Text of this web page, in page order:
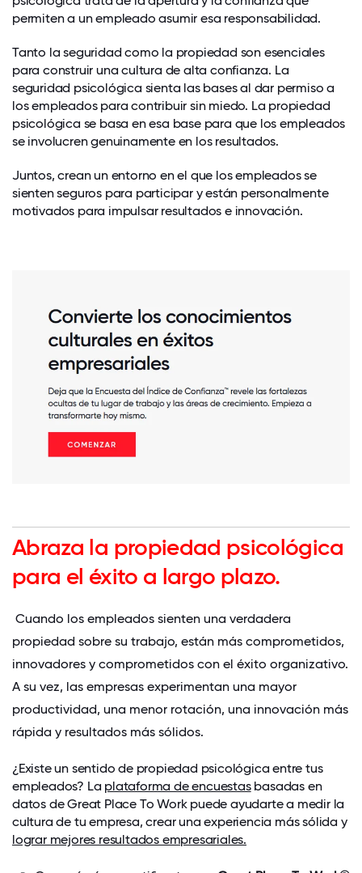
permiten a un empleado asumir esa responsabilidad.
Tanto la seguridad como la propiedad son esenciales
para construir una cultura de alta confianza. La
seguridad psicológica sienta las bases al dar permiso a
los empleados para contribuir sin miedo. La propiedad
psicológica se basa en esa base para que los empleados
se involucren genuinamente en los resultados.
Juntos, crean un entorno en el que los empleados se
sienten seguros para participar y están personalmente
motivados para impulsar resultados e innovación.
Abraza la propiedad psicológica
para el éxito a largo plazo.
Cuando los empleados sienten una verdadera
propiedad sobre su trabajo, están más comprometidos,
innovadores y comprometidos con el éxito organizativo.
A su vez, las empresas experimentan una mayor
productividad, una menor rotación, una innovación más
rápida y resultados más sólidos.
¿Existe un sentido de propiedad psicológica entre tus
empleados? La plataforma de encuestas basadas en
datos de Great Place To Work puede ayudarte a medir la
cultura de tu empresa, crear una experiencia más sólida y
lograr mejores resultados empresariales.